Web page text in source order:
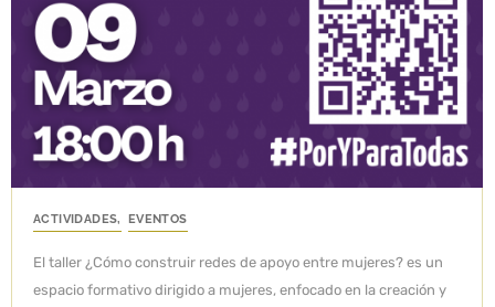
ACTIVIDADES, EVENTOS
El taller ¿Cómo construir redes de apoyo entre mujeres? es un
espacio formativo dirigido a mujeres, enfocado en la creación y